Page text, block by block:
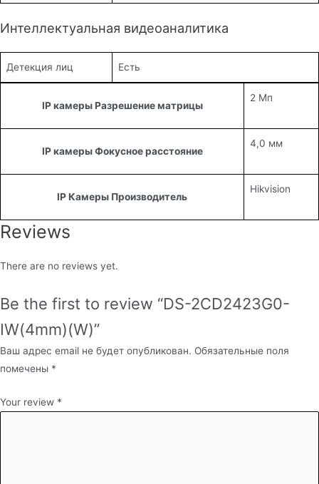
Интеллектуальная видеоаналитика
Детекция лиц Есть
IP камеры Разрешение матрицы
2 Мп
IP камеры Фокусное расстояние
4,0 мм
IP Камеры Производитель
Hikvision
Reviews
There are no reviews yet.
Be the first to review “DS-2CD2423G0-
IW(4mm)(W)”
Ваш адрес email не будет опубликован. Обязательные поля
помечены *
Your review *